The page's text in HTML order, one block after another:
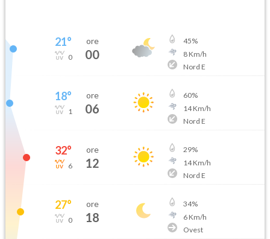
21°
0
ore
00
45%
8Km/h
Nord E
18°
1
ore
06
60%
14Km/h
Nord E
32°
6
ore
12
29%
14Km/h
Nord E
27°
0
ore
18
34%
6Km/h
Ovest